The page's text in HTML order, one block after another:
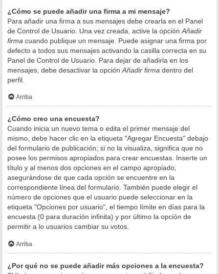
¿Cómo se puede añadir una firma a mi mensaje?
Para añadir una firma a sus mensajes debe crearla en el Panel
de Control de Usuario. Una vez creada, active la opción Añadir
firma cuando publique un mensaje. Puede asignar una firma por
defecto a todos sus mensajes activando la casilla correcta en su
Panel de Control de Usuario. Para dejar de añadirla en los
mensajes, debe desactivar la opción Añadir firma dentro del
perfil.
Arriba
¿Cómo creo una encuesta?
Cuando inicia un nuevo tema o edita el primer mensaje del
mismo, debe hacer clic en la etiqueta "Agregar Encuesta" debajo
del formulario de publicación; si no la visualiza, significa que no
posee los permisos apropiados para crear encuestas. Inserte un
título y al menos dos opciones en el campo apropiado,
asegurándose de que cada opción se encuentre en la
correspondiente línea del formulario. También puede elegir el
número de opciones que el usuario puede seleccionar en la
etiqueta "Opciones por usuario", el tiempo límite en días para la
encuesta (0 para duración infinita) y por último la opción de
permitir a lo usuarios cambiar su votos.
Arriba
¿Por qué no se puede añadir más opciones a la encuesta?